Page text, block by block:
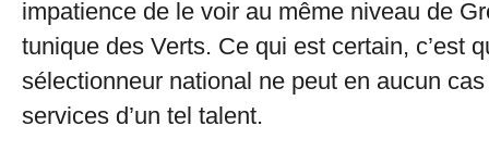
impatience de le voir au même niveau de
tunique des Verts. Ce qui est certain, c’est
sélectionneur national ne peut en aucun
services d’un tel talent.